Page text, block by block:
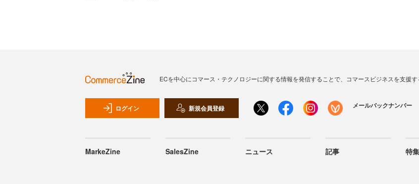
ECを中心にコマース・テクノロジーに関する情報を発信することで、コマースビジネスを支援す
ログイン 新規会員登録 メールバックナンバー
MarkeZine SalesZine ニュース 記事 特集